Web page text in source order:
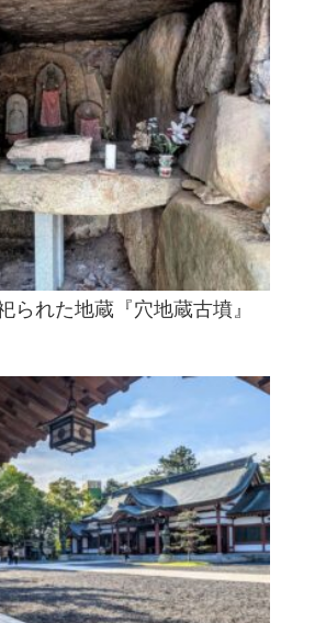
られた地蔵『穴地蔵古墳』